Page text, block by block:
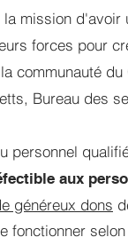
mission
forces pour
communauté
Bureau des
aux
généreux dons